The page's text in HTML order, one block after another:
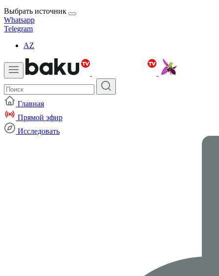
Выбрать источник
Whatsapp
Telegram
AZ
Главная
Прямой эфир
Исследовать